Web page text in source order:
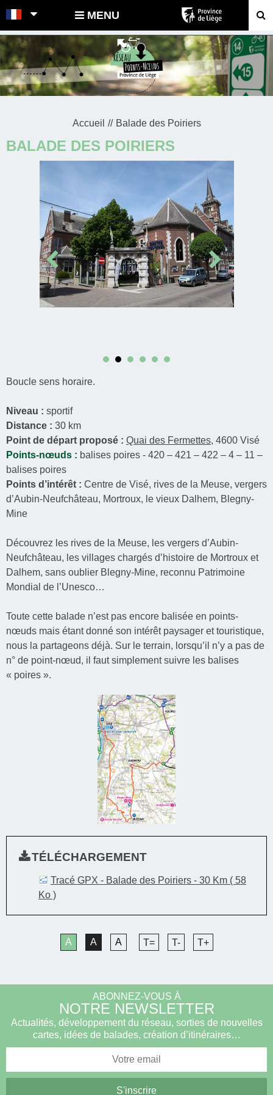
POINTS-NOEUDS MENU
Accueil Balade des Poiriers
BALADE DES POIRIERS
Prev Next
Boucle sens horaire.
Niveau : sportif
Distance : 30 km
Point de départ proposé : Quai des Fermettes, 4600 Visé
Points-nœuds : balises poires - 420 – 421 – 422 – 4 – 11 –
balises poires
Points d’intérêt : Centre de Visé, rives de la Meuse, vergers
d’Aubin-Neufchâteau, Mortroux, le vieux Dalhem, Blegny-
Mine
Découvrez les rives de la Meuse, les vergers d’Aubin-
Neufchâteau, les villages chargés d’histoire de Mortroux et
Dalhem, sans oublier Blegny-Mine, reconnu Patrimoine
Mondial de l’Unesco…
Toute cette balade n’est pas encore balisée en points-
nœuds mais étant donné son intérêt paysager et touristique,
nous la partageons déjà. Sur le terrain, lorsqu’il n’y a pas de
n° de point-nœud, il faut simplement suivre les balises
« poires ».
TÉLÉCHARGEMENT
Tracé GPX - Balade des Poiriers - 30 Km ( 58
Ko )
A A A T= T- T+
ABONNEZ-VOUS À
NOTRE NEWSLETTER
Actualités, développement du réseau, sorties de nouvelles
cartes, idées de balades, création d’itinéraires…